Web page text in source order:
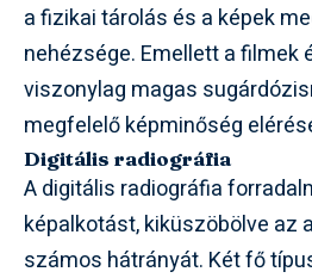
a fizikai tárolás és a képek
nehézsége. Emellett a filmek
viszonylag magas
megfelelő képminőség
Digitális radiográfia
A digitális radiográfia
képalkotást, kiküszöbölve az
számos hátrányát. Két fő